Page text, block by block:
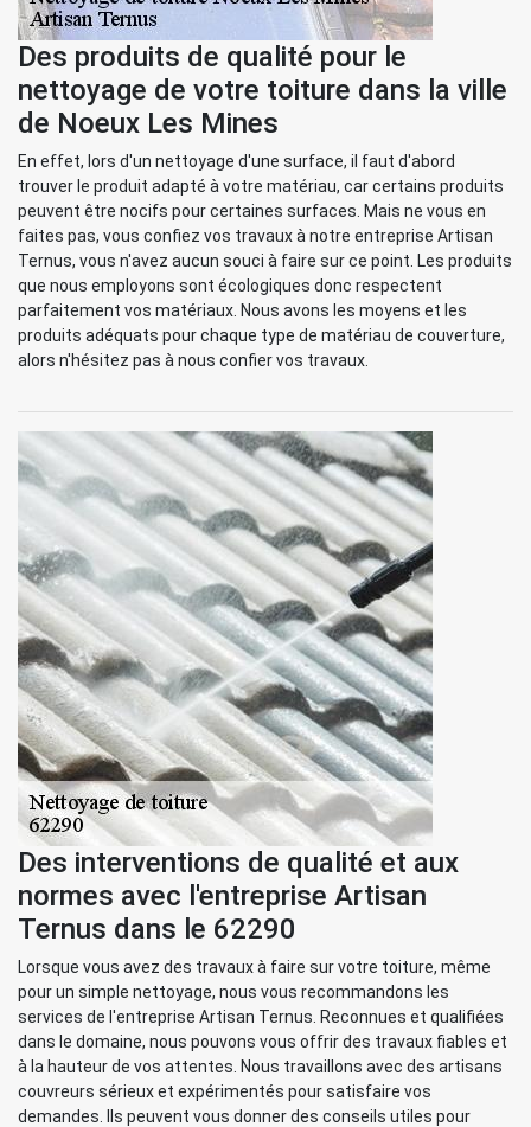
Des produits de qualité pour le
nettoyage de votre toiture dans la ville
de Noeux Les Mines
En effet, lors d'un nettoyage d'une surface, il faut d'abord
trouver le produit adapté à votre matériau, car certains produits
peuvent être nocifs pour certaines surfaces. Mais ne vous en
faites pas, vous confiez vos travaux à notre entreprise Artisan
Ternus, vous n'avez aucun souci à faire sur ce point. Les produits
que nous employons sont écologiques donc respectent
parfaitement vos matériaux. Nous avons les moyens et les
produits adéquats pour chaque type de matériau de couverture,
alors n'hésitez pas à nous confier vos travaux.
Des interventions de qualité et aux
normes avec l'entreprise Artisan
Ternus dans le 62290
Lorsque vous avez des travaux à faire sur votre toiture, même
pour un simple nettoyage, nous vous recommandons les
services de l'entreprise Artisan Ternus. Reconnues et qualifiées
dans le domaine, nous pouvons vous offrir des travaux fiables et
à la hauteur de vos attentes. Nous travaillons avec des artisans
couvreurs sérieux et expérimentés pour satisfaire vos
demandes. Ils peuvent vous donner des conseils utiles pour